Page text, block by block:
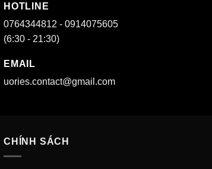
HOTLINE
0764344812 - 0914075605
(6:30 - 21:30)
EMAIL
uories.contact@gmail.com
CHÍNH SÁCH